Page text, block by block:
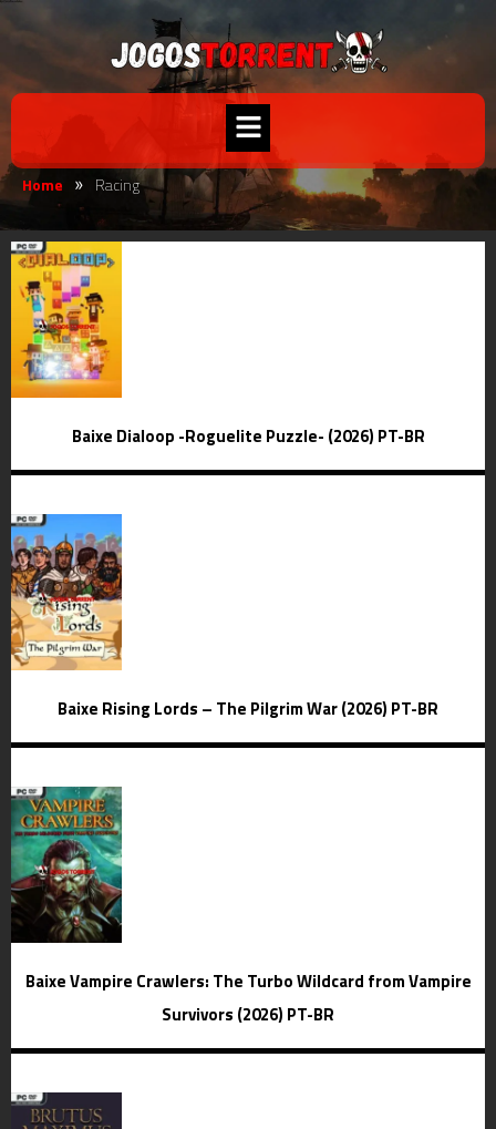
Home » Racing
Baixe Dialoop -Roguelite Puzzle- (2026) PT-BR
Baixe Rising Lords – The Pilgrim War (2026) PT-BR
Baixe Vampire Crawlers: The Turbo Wildcard from Vampire
Survivors (2026) PT-BR